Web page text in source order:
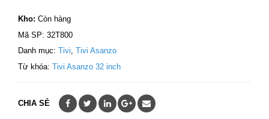
Kho: Còn hàng
Mã SP: 32T800
Danh mục: Tivi, Tivi Asanzo
Từ khóa: Tivi Asanzo 32 inch
CHIA SẺ